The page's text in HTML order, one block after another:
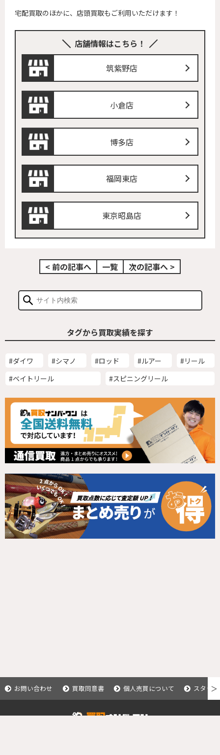
宅配買取のほかに、店頭買取もご利用いただけます！
店舗情報はこちら！
筑紫野店
小倉店
博多店
福岡東店
東京昭島店
< 前の記事へ 一覧 次の記事へ >
タグから買取実績を探す
#ダイワ #シマノ #ロッド #ルアー
#リール
#ベイトリール
#スピニングリール
お問い合わせ 買取同意書 個人売買について スタッ＞